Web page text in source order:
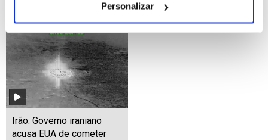
PersonalizarID: 47436494
Irão: Governo iraniano
acusa EUA de cometer